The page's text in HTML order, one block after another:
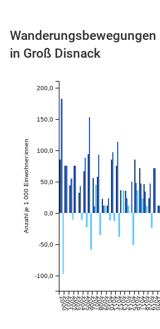
Wanderungsbewegungen
in Groß Disnack
20002001200220032004200520062007200820092010201120122013201420152016201720182019
Anzahl je 1 000 Einwohner:innen
-100,0
-50,0
0,0
50,0
100,0
150,0
200,0